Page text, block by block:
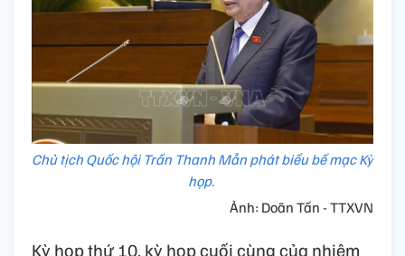
Chủ tịch Quốc hội Trần Thanh Mẫn phát biểu bế mạc Kỳ
họp.
Ảnh: Doãn Tấn - TTXVN
Kỳ họp thứ 10, kỳ họp cuối cùng của nhiệm